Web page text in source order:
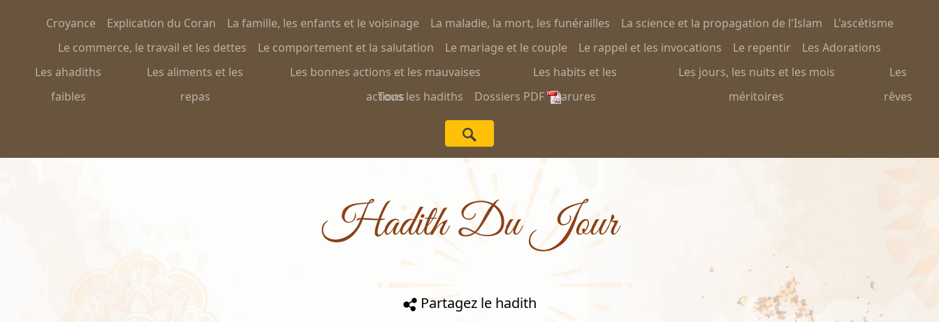
Croyance Explication du Coran La famille, les enfants et le voisinage La maladie, la mort, les funérailles La science et la propagation de l'Islam
L'ascétisme
Le commerce, le travail et les dettes
Le comportement et la salutation Le mariage et le couple Le rappel et les invocations Le repentir
Les Adorations
Les ahadiths
faibles
Les aliments et les
repas
Les bonnes actions et les mauvaises
actions
Les habits et les
parures
Les jours, les nuits et les mois
méritoires
Les
rêves
Tous les hadiths Dossiers PDF
Hadith Du Jour
Partagez le hadith